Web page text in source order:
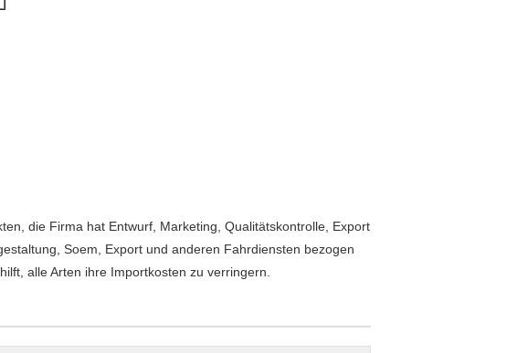
die Firma hat Entwurf, Marketing, Qualitätskontrolle, Export
Soem, Export und anderen Fahrdiensten bezogen
alle Arten ihre Importkosten zu verringern.